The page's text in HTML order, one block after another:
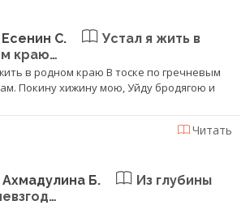
Есенин С.
Устал я жить в
краю…
в родном краю В тоске по гречневым
Покину хижину мою, Уйду бродягою и
Читать
Ахмадулина Б.
Из глубины